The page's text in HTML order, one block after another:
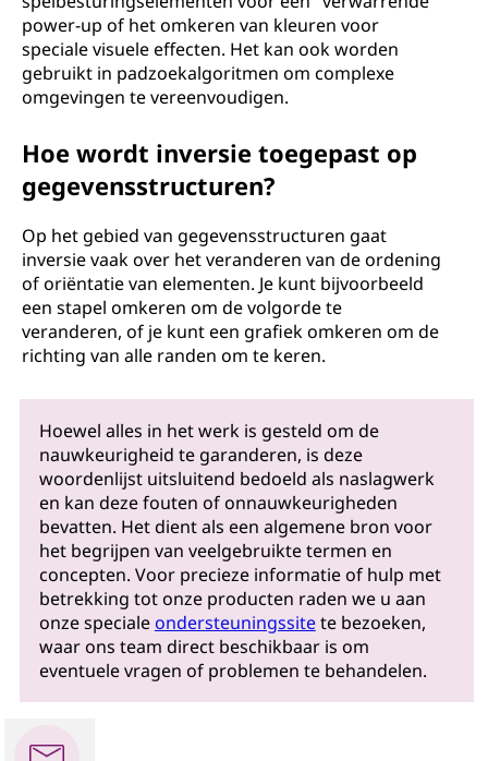
power-up of het omkeren van kleuren voor
speciale visuele effecten. Het kan ook worden
gebruikt in padzoekalgoritmen om complexe
omgevingen te vereenvoudigen.
Hoe wordt inversie toegepast op
gegevensstructuren?
Op het gebied van gegevensstructuren gaat
inversie vaak over het veranderen van de ordening
of oriëntatie van elementen. Je kunt bijvoorbeeld
een stapel omkeren om de volgorde te
veranderen, of je kunt een grafiek omkeren om de
richting van alle randen om te keren.
Hoewel alles in het werk is gesteld om de
nauwkeurigheid te garanderen, is deze
woordenlijst uitsluitend bedoeld als naslagwerk
en kan deze fouten of onnauwkeurigheden
bevatten. Het dient als een algemene bron voor
het begrijpen van veelgebruikte termen en
concepten. Voor precieze informatie of hulp met
betrekking tot onze producten raden we u aan
onze specialeondersteuningssitete bezoeken,
waar ons team direct beschikbaar is om
eventuele vragen of problemen te behandelen.